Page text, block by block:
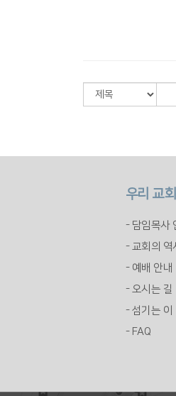
우리 교
- 담임목사
- 교회의 역
- 예배 안내
- 오시는 길
- 섬기는 이
- FAQ